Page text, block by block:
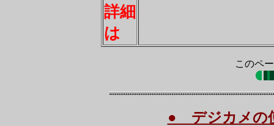
詳細
は
このペ
● デジカメの